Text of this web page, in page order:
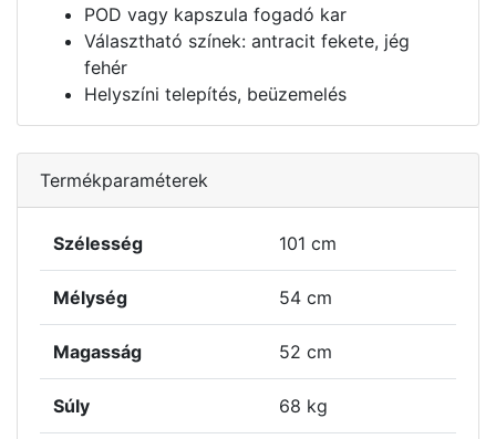
POD vagy kapszula fogadó kar
Választható színek: antracit fekete, jég
fehér
Helyszíni telepítés, beüzemelés
Termékparaméterek
Szélesség 101 cm
Mélység 54 cm
Magasság 52 cm
Súly 68 kg